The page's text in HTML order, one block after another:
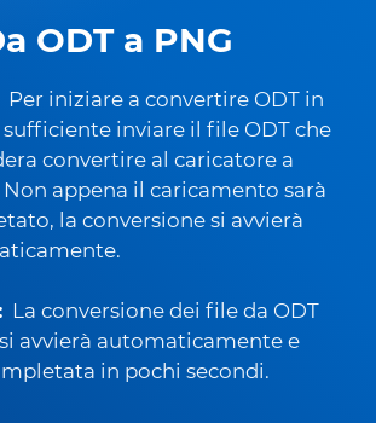
ODT a PNG
Per iniziare a convertire ODT in
sufficiente inviare il file ODT che
convertire al caricatore a
appena il caricamento sarà
la conversione si avvierà
La conversione dei file da ODT
avvierà automaticamente e
in pochi secondi.